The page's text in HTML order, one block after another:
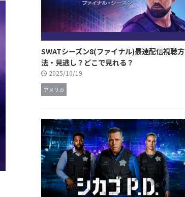
SWATシーズン8(ファイナル)最速配信視聴方
法・見逃し？どこで見れる？
2025/10/19
アメリカ